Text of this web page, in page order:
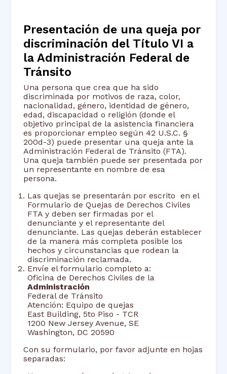
Presentación de una queja por
discriminación del Título VI a
la Administración Federal de
Tránsito
Una persona que crea que ha sido
discriminada por motivos de raza, color,
nacionalidad, género, identidad de género,
edad, discapacidad o religión (donde el
objetivo principal de la asistencia financiera
es proporcionar empleo según 42 U.S.C. §
200d-3) puede presentar una queja ante la
Administración Federal de Tránsito (FTA).
Una queja también puede ser presentada por
un representante en nombre de esa
persona.
Las quejas se presentarán por escrito en el
Formulario de Quejas de Derechos Civiles
FTA y deben ser firmadas por el
denunciante y el representante del
denunciante. Las quejas deberán establecer
de la manera más completa posible los
hechos y circunstancias que rodean la
discriminación reclamada.
Envíe el formulario completo a:
Oficina de Derechos Civiles de la
Administración
Federal de Tránsito
Atención: Equipo de quejas
East Building, 5to Piso - TCR
1200 New Jersey Avenue, SE
Washington, DC 20590
Con su formulario, por favor adjunte en hojas
separadas: